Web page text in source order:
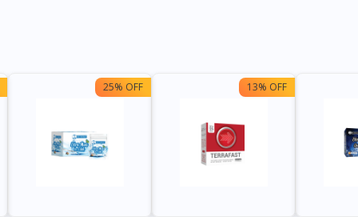
25% OFF 13% OFF